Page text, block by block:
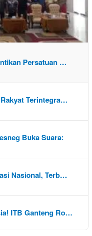
Persatuan …
Terintegra…
Buka Suara:
Nasional, Terb…
ITB Ganteng Ro…